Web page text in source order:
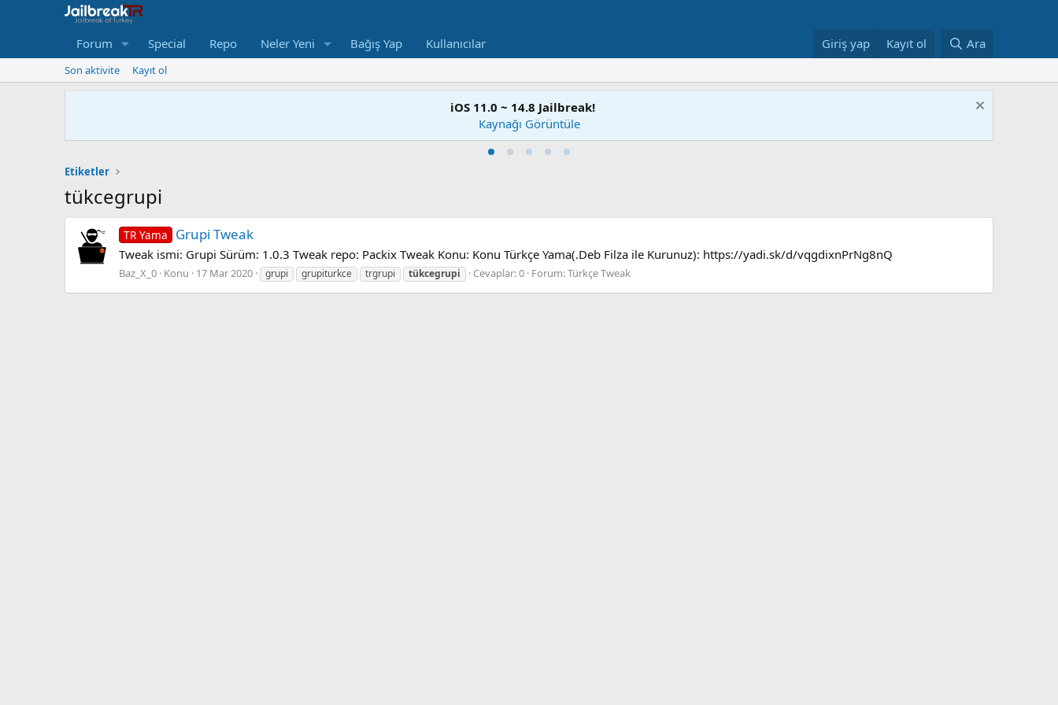
Forum Special Repo Neler Yeni Bağış Yap Kullanıcılar Giriş yap Kayıt ol Ara
Son aktivite Kayıt ol
iOS 11.0 ~ 14.8 Jailbreak!
Kaynağı Görüntüle
Etiketler
tükcegrupi
TR Yama Grupi Tweak
Tweak ismi: Grupi Sürüm: 1.0.3 Tweak repo: Packix Tweak Konu: Konu Türkçe Yama(.Deb Filza ile Kurunuz): https://yadi.sk/d/vqgdixnPrNg8nQ
Baz_X_0 Konu 17 Mar 2020 grupi grupiturkce trgrupi tükcegrupi Cevaplar: 0 Forum:Türkçe Tweak